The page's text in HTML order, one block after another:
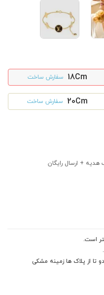
18Cm سفارش ساخت
20Cm سفارش ساخت
+ ارسال رایگان
تا از پلاک ها زمینه مشکی